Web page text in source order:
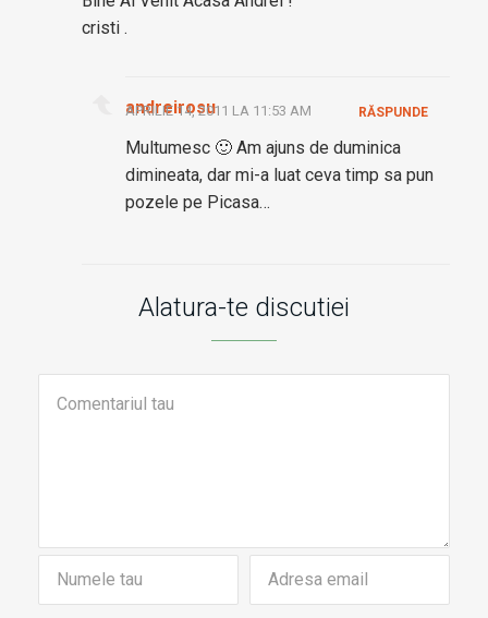
cristi .
andreirosu
APRILIE 14, 2011 LA 11:53 AM
Multumesc 🙂 Am ajuns de duminica
dimineata, dar mi-a luat ceva timp sa pun
pozele pe Picasa…
RĂSPUNDE
Alatura-te discutiei